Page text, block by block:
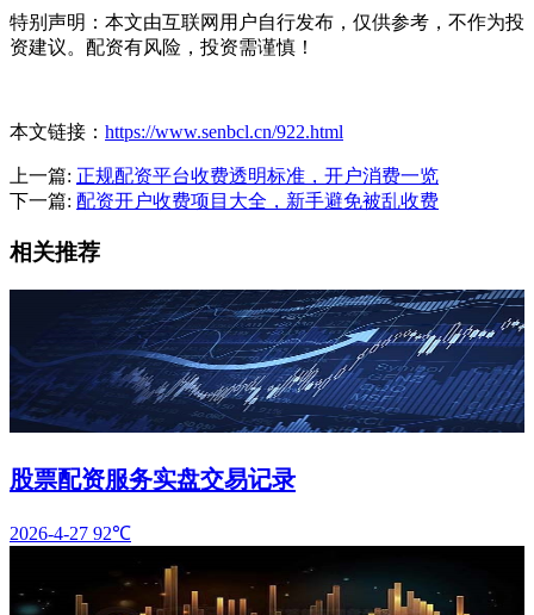
特别声明：本文由互联网用户自行发布，仅供参考，不作为投
资建议。配资有风险，投资需谨慎！
本文链接： https://www.senbcl.cn/922.html
上一篇: 正规配资平台收费透明标准，开户消费一览
下一篇: 配资开户收费项目大全，新手避免被乱收费
相关推荐
股票配资服务实盘交易记录
2026-4-27 92℃